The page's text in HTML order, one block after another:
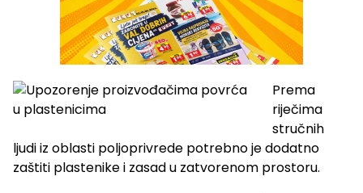
Prema
riječima
stručnih
ljudi iz oblasti poljoprivrede potrebno je dodatno
zaštiti plastenike i zasad u zatvorenom prostoru.